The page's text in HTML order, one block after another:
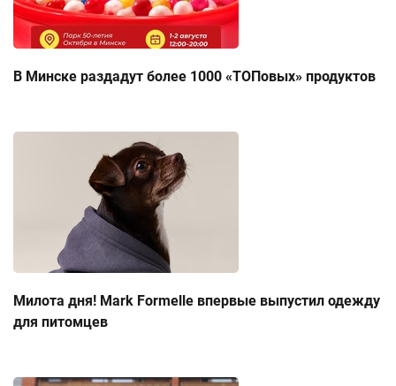
В Минске раздадут более 1000 «ТОПовых» продуктов
Милота дня! Mark Formelle впервые выпустил одежду
для питомцев